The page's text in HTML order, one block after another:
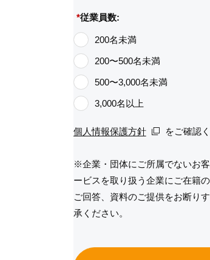
*従業員数:
200名未満
200〜500名未満
500〜3,000名未満
3,000名以上
個人情報保護方針
個人情報保護方針
個人情報保護方針 をご確認
※企業・団体にご所属でないお
ービスを取り扱う企業にご在籍
ご回答、資料のご提供をお断り
承ください。